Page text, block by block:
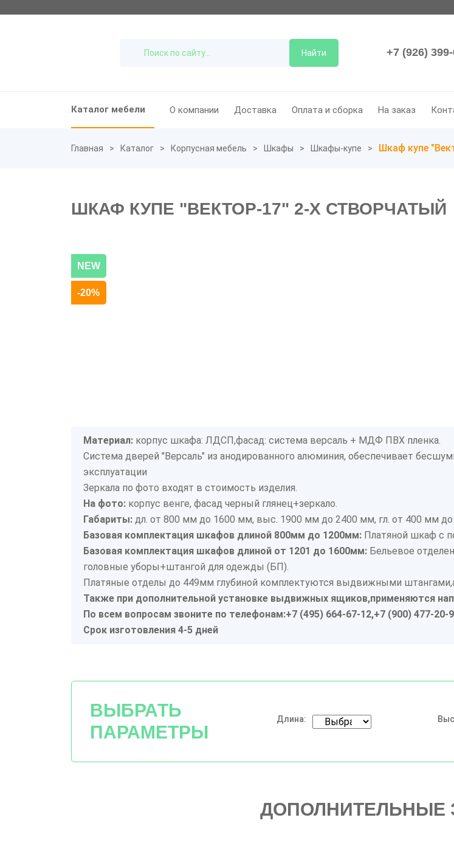
Найти +7 (926)
Каталог мебели О компании Доставка Оплата и сборка На заказ
Главная Каталог Корпусная мебель Шкафы Шкафы-купе Шкаф купе
ШКАФ КУПЕ "ВЕКТОР-17" 2-Х СТВОРЧАТЫЙ
NEW
-20%
Материал: корпус шкафа: ЛДСП,фасад: система версаль + МДФ ПВХ пленка.
Система дверей "Версаль" из анодированного алюминия, обеспечивает
эксплуатации
Зеркала по фото входят в стоимость изделия.
На фото: корпус венге, фасад черный глянец+зеркало.
Габариты: дл. от 800 мм до 1600 мм, выс. 1900 мм до 2400 мм, гл. от 400 мм
Базовая комплектация шкафов длиной 800мм до 1200мм: Платяной шкаф с
Базовая комплектация шкафов длиной от 1201 до 1600мм: Бельевое
головные уборы+штангой для одежды (БП).
Платяные отделы до 449мм глубиной комплектуются выдвижными
Также при дополнительной установке выдвижных ящиков,применяются
По всем вопросам звоните по телефонам:+7 (495) 664-67-12,+7 (900) 477-20-
Срок изготовления 4-5 дней
ВЫБРАТЬ
ПАРАМЕТРЫ
Длина:
ДОПОЛНИТЕЛЬНЫЕ